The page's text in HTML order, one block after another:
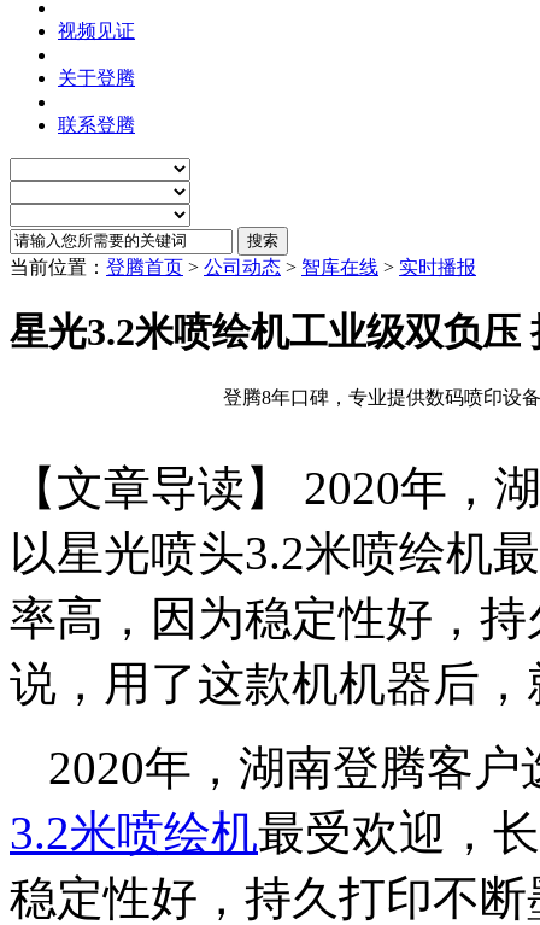
视频见证
关于登腾
联系登腾
当前位置： 登腾首页 > 公司动态 > 智库在线 > 实时播报
星光3.2米喷绘机工业级双负压
登腾8年口碑，专业提供数码喷印设
【文章导读】 2020年，
以星光喷头3.2米喷绘机
率高，因为稳定性好，
说，用了这款机机器后
2020年，湖南登腾客
3.2米喷绘机最受欢迎，
稳定性好，持久打印不